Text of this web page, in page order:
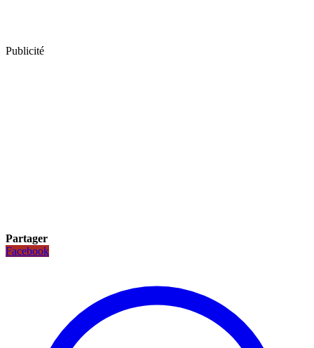
Publicité
Partager
Facebook